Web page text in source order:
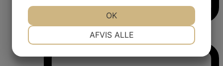
Vinkøleskabe
Vinkøleskabe
AFVIS ALLE
OK